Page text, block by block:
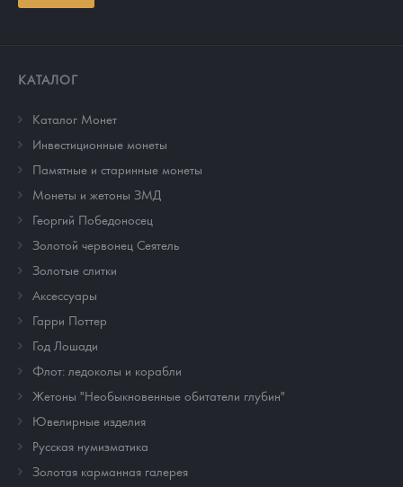
КАТАЛОГ
Каталог Монет
Инвестиционные монеты
Памятные и старинные монеты
Монеты и жетоны ЗМД
Георгий Победоносец
Золотой червонец Сеятель
Золотые слитки
Аксессуары
Гарри Поттер
Год Лошади
Флот: ледоколы и корабли
Жетоны "Необыкновенные обитатели глубин"
Ювелирные изделия
Русская нумизматика
Золотая карманная галерея